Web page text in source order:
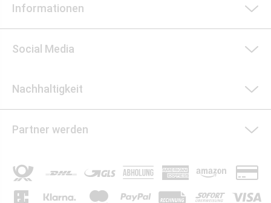
Informationen
Social Media
Nachhaltigkeit
Partner werden